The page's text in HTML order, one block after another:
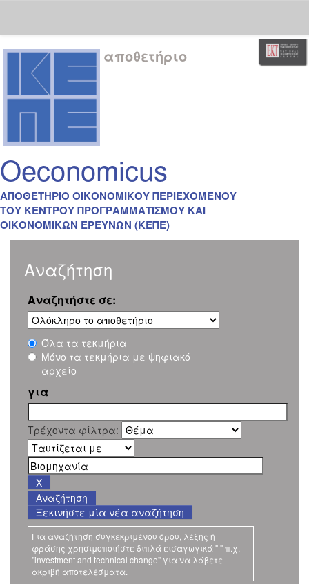
Skip
navigation
αποθετήριο
Oeconomicus
ΑΠΟΘΕΤΗΡΙΟ ΟΙΚΟΝΟΜΙΚΟΥ ΠΕΡΙΕΧΟΜΕΝΟΥ
ΤΟΥ ΚΕΝΤΡΟΥ ΠΡΟΓΡΑΜΜΑΤΙΣΜΟΥ ΚΑΙ
ΟΙΚΟΝΟΜΙΚΩΝ ΕΡΕΥΝΩΝ (ΚΕΠΕ)
Αναζήτηση
Αναζητήστε σε:
Όλα τα τεκμήρια
Μόνο τα τεκμήρια με ψηφιακό
αρχείο
για
Τρέχοντα φίλτρα:
Ξεκινήστε μία νέα αναζήτηση
Για αναζήτηση συγκεκριμένου όρου, λέξης ή
φράσης χρησιμοποιήστε διπλά εισαγωγικά " " π.χ.
"investment and technical change" για να λάβετε
ακριβή αποτελέσματα.